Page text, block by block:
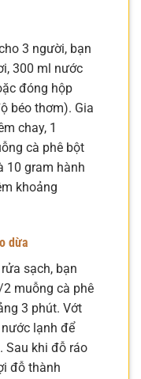
3 người, bạn
300 ml nước
đóng hộp
béo thơm). Gia
chay, 1
cà phê bột
10 gram hành
khoảng
dừa
sạch, bạn
muỗng cà phê
3 phút. Vớt
lạnh để
Sau khi đỗ ráo
đỗ thành